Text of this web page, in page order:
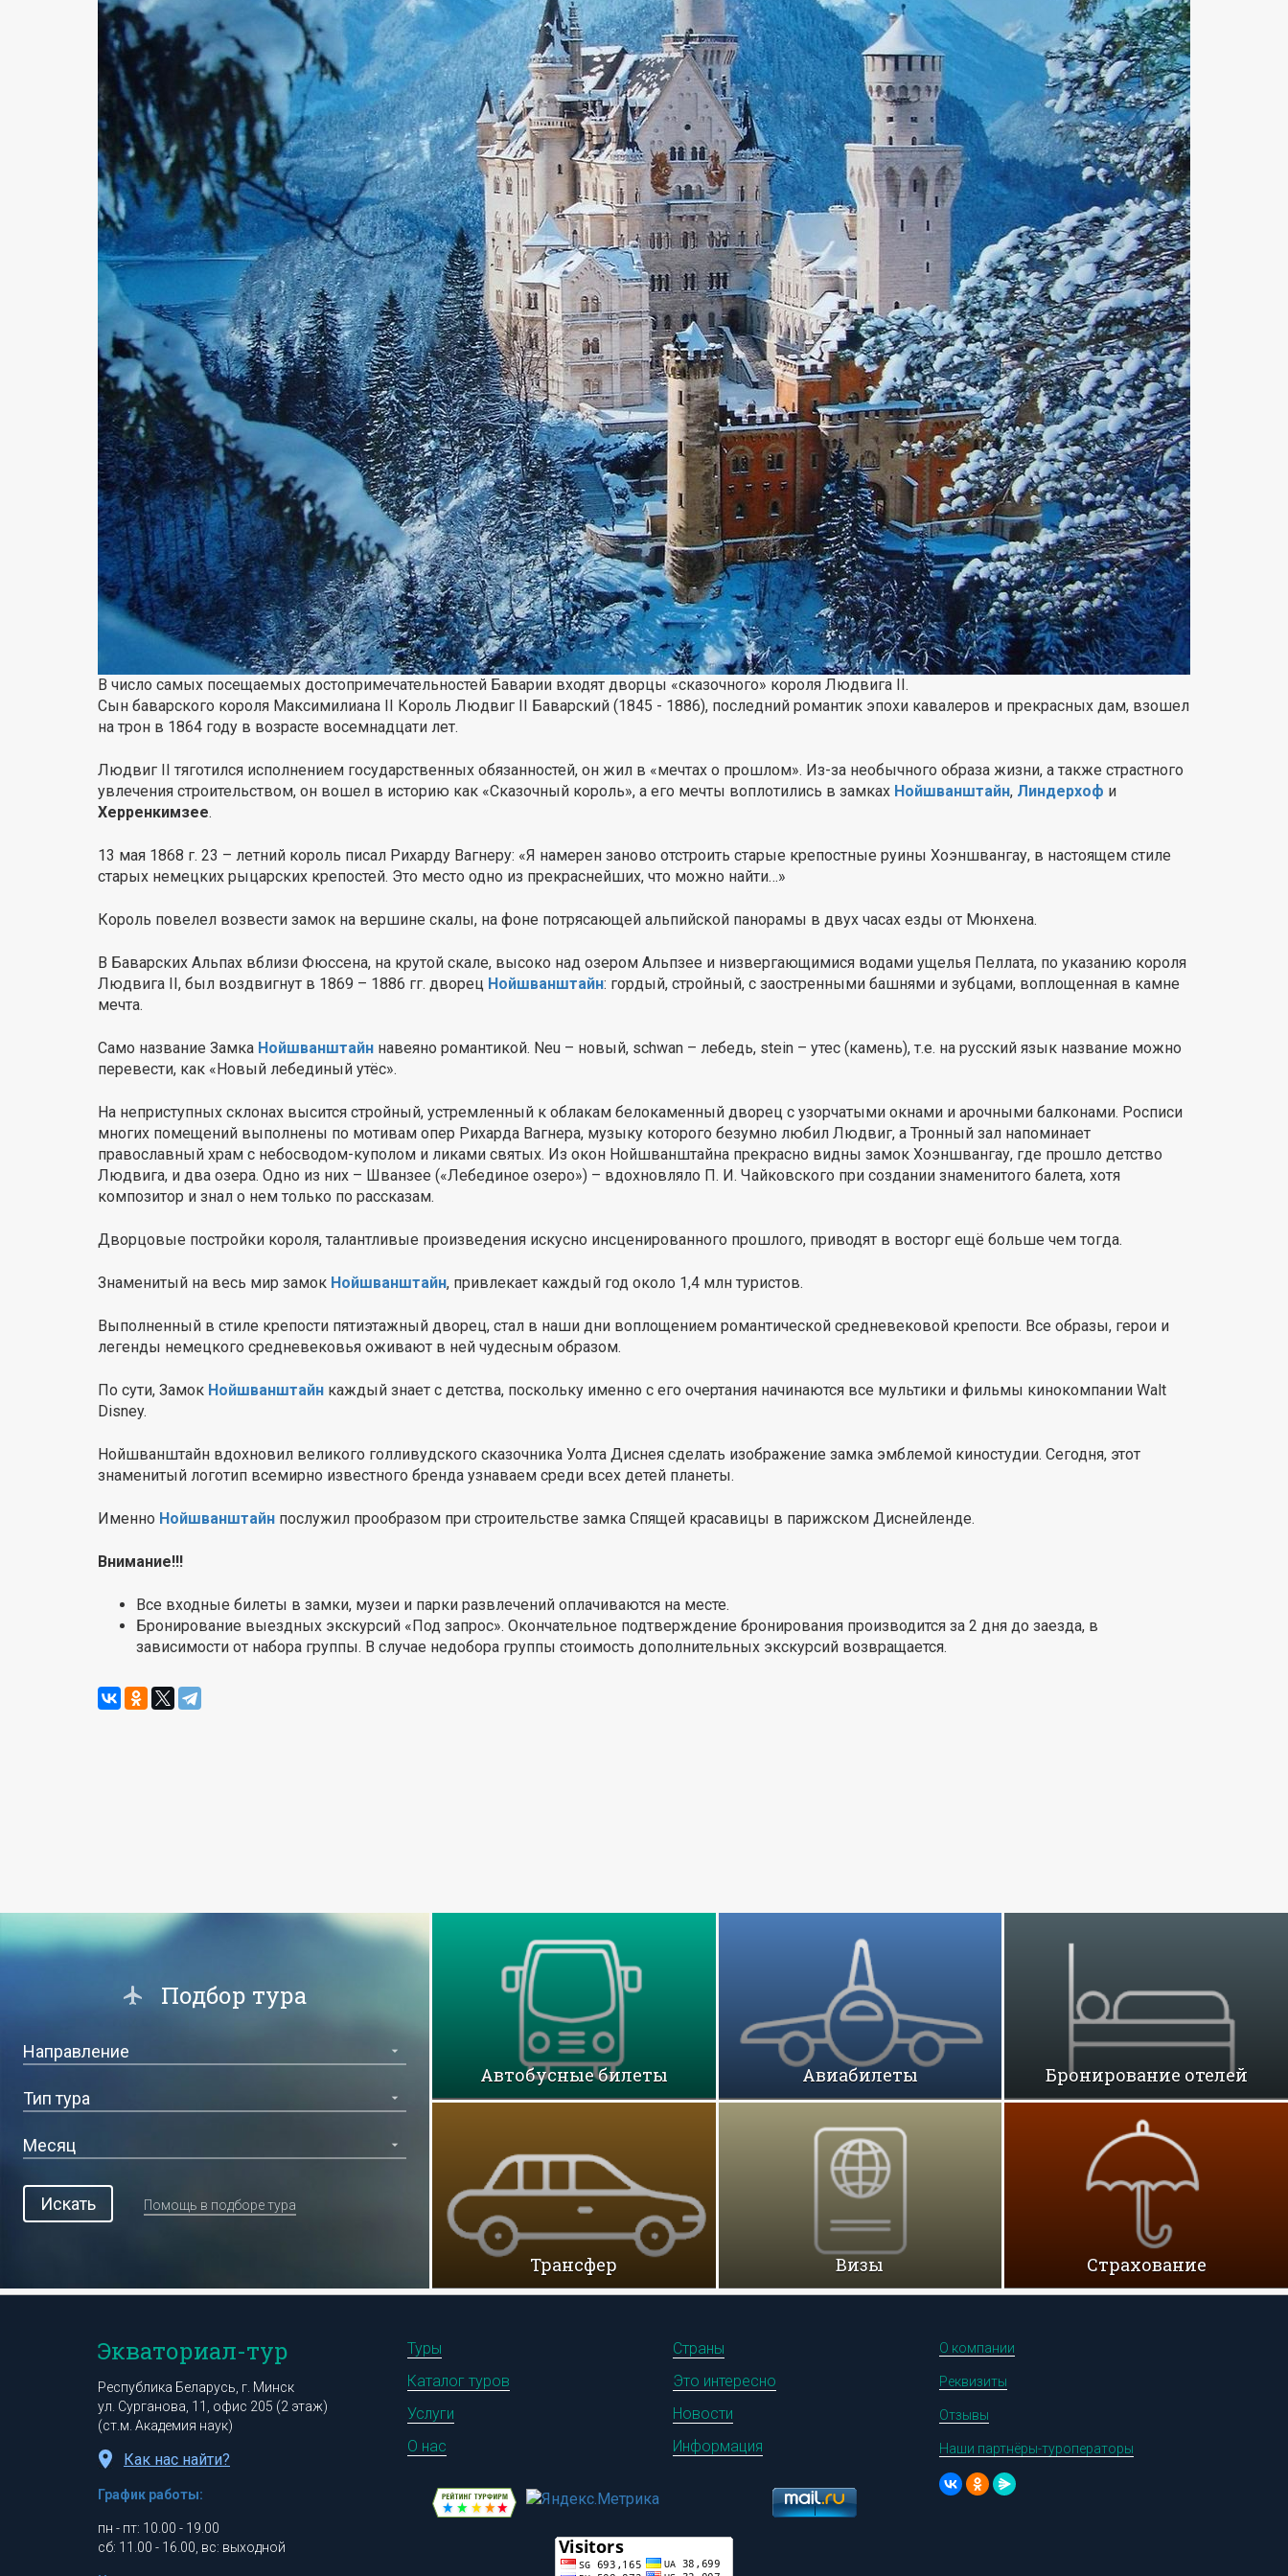
В число самых посещаемых достопримечательностей Баварии входят дворцы «сказочного» короля Людвига II.
Сын баварского короля Максимилиана II Король Людвиг II Баварский (1845 - 1886), последний романтик эпохи кавалеров и прекрасных дам, взошел
на трон в 1864 году в возрасте восемнадцати лет.
Людвиг II тяготился исполнением государственных обязанностей, он жил в «мечтах о прошлом». Из-за необычного образа жизни, а также страстного
увлечения строительством, он вошел в историю как «Сказочный король», а его мечты воплотились в замках Нойшванштайн, Линдерхоф и
Херренкимзее.
13 мая 1868 г. 23 – летний король писал Рихарду Вагнеру: «Я намерен заново отстроить старые крепостные руины Хоэншвангау, в настоящем стиле
старых немецких рыцарских крепостей. Это место одно из прекраснейших, что можно найти…»
Король повелел возвести замок на вершине скалы, на фоне потрясающей альпийской панорамы в двух часах езды от Мюнхена.
В Баварских Альпах вблизи Фюссена, на крутой скале, высоко над озером Альпзее и низвергающимися водами ущелья Пеллата, по указанию короля
Людвига II, был воздвигнут в 1869 – 1886 гг. дворец Нойшванштайн: гордый, стройный, с заостренными башнями и зубцами, воплощенная в камне
мечта.
Само название Замка Нойшванштайн навеяно романтикой. Neu – новый, schwan – лебедь, stein – утес (камень), т.е. на русский язык название можно
перевести, как «Новый лебединый утёс».
На неприступных склонах высится стройный, устремленный к облакам белокаменный дворец с узорчатыми окнами и арочными балконами. Росписи
многих помещений выполнены по мотивам опер Рихарда Вагнера, музыку которого безумно любил Людвиг, а Тронный зал напоминает
православный храм с небосводом-куполом и ликами святых. Из окон Нойшванштайна прекрасно видны замок Хоэншвангау, где прошло детство
Людвига, и два озера. Одно из них – Шванзее («Лебединое озеро») – вдохновляло П. И. Чайковского при создании знаменитого балета, хотя
композитор и знал о нем только по рассказам.
Дворцовые постройки короля, талантливые произведения искусно инсценированного прошлого, приводят в восторг ещё больше чем тогда.
Знаменитый на весь мир замок Нойшванштайн, привлекает каждый год около 1,4 млн туристов.
Выполненный в стиле крепости пятиэтажный дворец, стал в наши дни воплощением романтической средневековой крепости. Все образы, герои и
легенды немецкого средневековья оживают в ней чудесным образом.
По сути, Замок Нойшванштайн каждый знает с детства, поскольку именно с его очертания начинаются все мультики и фильмы кинокомпании Walt
Disney.
Нойшванштайн вдохновил великого голливудского сказочника Уолта Диснея сделать изображение замка эмблемой киностудии. Сегодня, этот
знаменитый логотип всемирно известного бренда узнаваем среди всех детей планеты.
Именно Нойшванштайн послужил прообразом при строительстве замка Спящей красавицы в парижском Диснейленде.
Внимание!!!
Все входные билеты в замки, музеи и парки развлечений оплачиваются на месте.
Бронирование выездных экскурсий «Под запрос». Окончательное подтверждение бронирования производится за 2 дня до заезда, в
зависимости от набора группы. В случае недобора группы стоимость дополнительных экскурсий возвращается.
Подбор тура
Искать Помощь в подборе тура
Автобусные билеты Авиабилеты Бронирование отелей
Трансфер Визы Cтрахование
О компании
Реквизиты
Отзывы
Наши партнёры-туроператоры
Экваториал-тур
Республика Беларусь, г. Минск
ул. Сурганова, 11, офис 205 (2 этаж)
(ст.м. Академия наук)
Как нас найти?
График работы:
пн - пт: 10.00 - 19.00
сб: 11.00 - 16.00, вс: выходной
Туры
Страны
Каталог туров
Это интересно
Услуги
Новости
О нас
Информация